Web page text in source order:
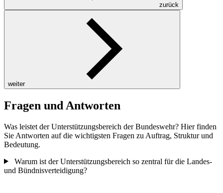
zurück
weiter
Fragen und Antworten
Was leistet der Unterstützungsbereich der Bundeswehr? Hier finden
Sie Antworten auf die wichtigsten Fragen zu Auftrag, Struktur und
Bedeutung.
Warum ist der Unterstützungsbereich so zentral für die Landes-
und Bündnisverteidigung?